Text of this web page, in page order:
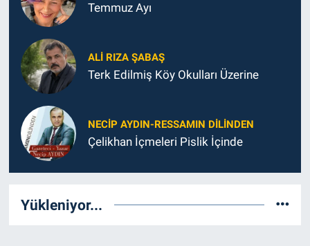
Temmuz Ayı
ALI RIZA ŞABAŞ
Terk Edilmiş Köy Okulları Üzerine
NECIP AYDIN-RESSAMIN DILINDEN
Çelikhan İçmeleri Pislik İçinde
Yükleniyor...